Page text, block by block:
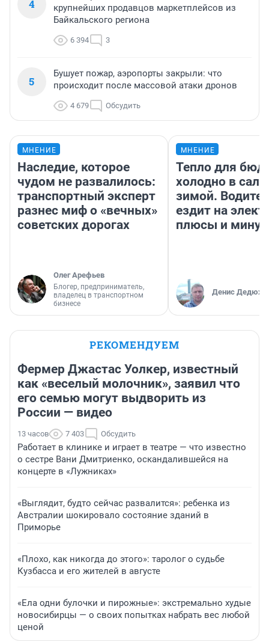
4
крупнейших продавцов маркетплейсов из
Байкальского региона
6 394 3
5
Бушует пожар, аэропорты закрыли: что
происходит после массовой атаки дронов
4 679 Обсудить
МНЕНИЕ
Наследие, которое
чудом не развалилось:
транспортный эксперт
разнес миф о «вечных»
советских дорогах
Олег Арефьев
Блогер, предприниматель,
владелец в транспортном
бизнесе
МНЕНИЕ
Тепло для
холодно в
зимой.
ездит на
плюсы и
Денис
РЕКОМЕНДУЕМ
Фермер Джастас Уолкер, известный
как «веселый молочник», заявил что
его семью могут выдворить из
России — видео
13 часов 7 403 Обсудить
Работает в клинике и играет в театре — что известно
о сестре Вани Дмитриенко, оскандалившейся на
концерте в «Лужниках»
«Выглядит, будто сейчас развалится»: ребенка из
Австралии шокировало состояние зданий в
Приморье
«Плохо, как никогда до этого»: таролог о судьбе
Кузбасса и его жителей в августе
«Ела одни булочки и пирожные»: экстремально худые
новосибирцы — о своих попытках набрать вес любой
ценой